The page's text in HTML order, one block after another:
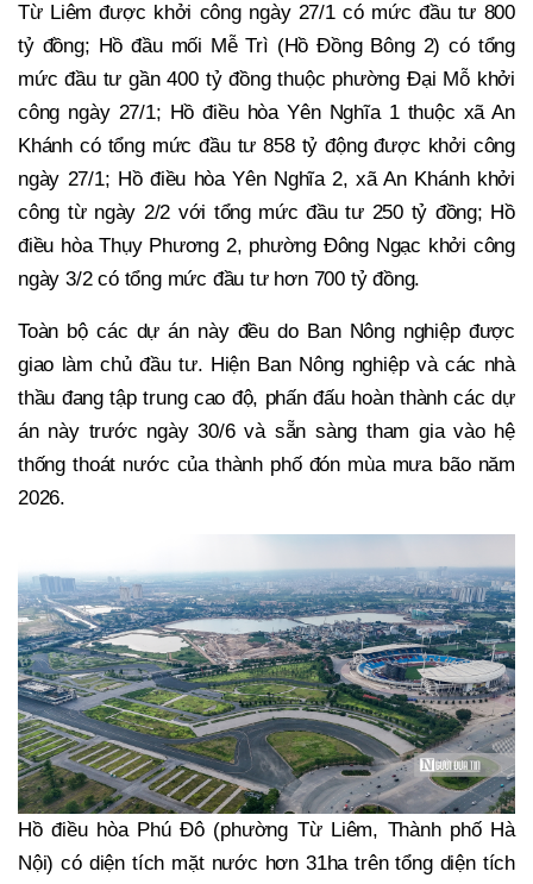
Từ Liêm được khởi công ngày 27/1 có mức đầu tư 800
tỷ đồng; Hồ đầu mối Mễ Trì (Hồ Đồng Bông 2) có tổng
mức đầu tư gần 400 tỷ đồng thuộc phường Đại Mỗ khởi
công ngày 27/1; Hồ điều hòa Yên Nghĩa 1 thuộc xã An
Khánh có tổng mức đầu tư 858 tỷ động được khởi công
ngày 27/1; Hồ điều hòa Yên Nghĩa 2, xã An Khánh khởi
công từ ngày 2/2 với tổng mức đầu tư 250 tỷ đồng; Hồ
điều hòa Thụy Phương 2, phường Đông Ngạc khởi công
ngày 3/2 có tổng mức đầu tư hơn 700 tỷ đồng.
Toàn bộ các dự án này đều do Ban Nông nghiệp được
giao làm chủ đầu tư. Hiện Ban Nông nghiệp và các nhà
thầu đang tập trung cao độ, phấn đấu hoàn thành các dự
án này trước ngày 30/6 và sẵn sàng tham gia vào hệ
thống thoát nước của thành phố đón mùa mưa bão năm
2026.
Hồ điều hòa Phú Đô (phường Từ Liêm, Thành phố Hà
Nội) có diện tích mặt nước hơn 31ha trên tổng diện tích